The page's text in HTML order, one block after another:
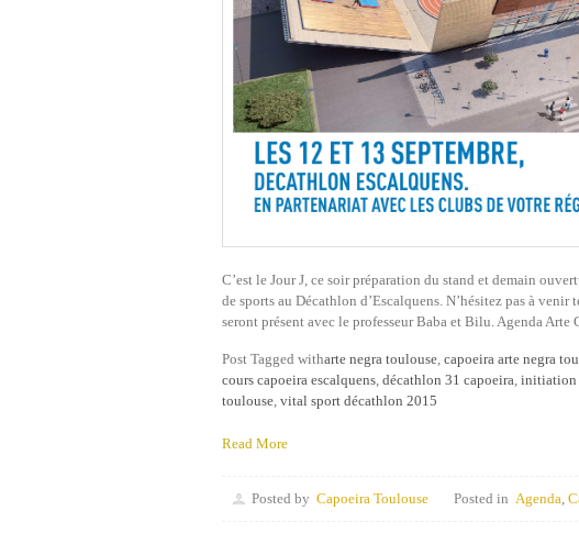
C’est le Jour J, ce soir préparation du stand et demain
de sports au Décathlon d’Escalquens. N’hésitez pas à
seront présent avec le professeur Baba et Bilu. Agenda
Post Tagged witharte negra toulouse capoeira arte negra
cours capoeira escalquens décathlon 31 capoeira initiation
toulouse vital sport décathlon 2015
Read More
Posted by Capoeira Toulouse Posted in Agenda